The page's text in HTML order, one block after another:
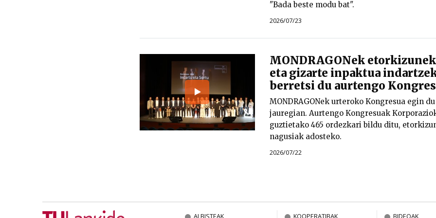
"Bada beste modu bat".
2026/07/23
MONDRAGONek
eta gizarte inpaktua
berretsi du aurtengo
MONDRAGONek urteroko Kongresua egin
jauregian. Aurtengo Kongresuak
guztietako 465 ordezkari bildu ditu,
nagusiak adosteko.
2026/07/22
ALBISTEAK KOOPERATIBAK BIDEOAK